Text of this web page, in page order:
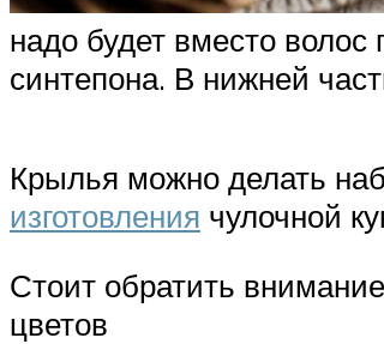
надо будет вместо
синтепона. В нижней
Крылья можно делать
изготовления чулочной
Стоит обратить
цветов